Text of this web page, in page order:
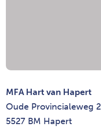
MFA Hart van Hapert
Oude Provincialeweg
5527 BM Hapert